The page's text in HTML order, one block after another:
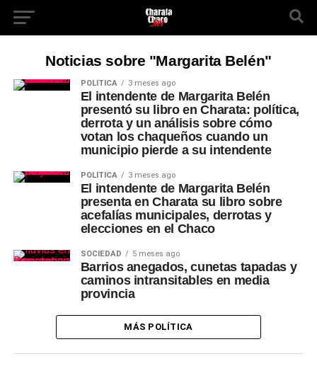
Noticias sobre "Margarita Belén"
POLÍTICA 3 meses ago
El intendente de Margarita Belén
presentó su libro en Charata: política,
derrota y un análisis sobre cómo
votan los chaqueños cuando un
municipio pierde a su intendente
POLÍTICA 3 meses ago
El intendente de Margarita Belén
presenta en Charata su libro sobre
acefalías municipales, derrotas y
elecciones en el Chaco
SOCIEDAD 5 meses ago
Barrios anegados, cunetas tapadas y
caminos intransitables en media
provincia
MÁS POLÍTICA